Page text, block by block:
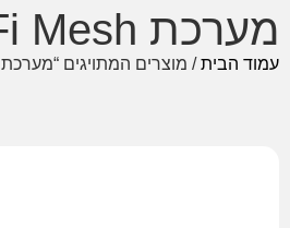
מערכת Wi-Fi Mesh
עמוד הבית/ מוצרים המתויגים “מערכת Wi-Fi Mesh”